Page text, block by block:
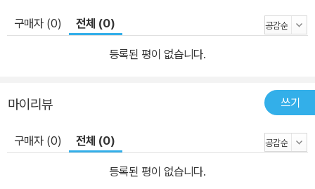
구매자 (0) 전체 (0)
등록된 평이 없습니다.
마이리뷰 쓰기
구매자 (0) 전체 (0)
등록된 평이 없습니다.